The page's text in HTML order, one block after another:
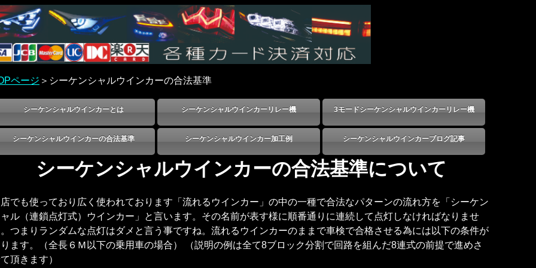
ページ ＞シーケンシャルウインカーの合法基準
シーケンシャルウインカーとは シーケンシャルウインカーリレー機 3モードシーケンシャルウインカーリレー機
シーケンシャルウインカーの合法基準 シーケンシャルウインカー加工例 シーケンシャルウインカーブログ記事
シーケンシャルウインカーの合法基準について
でも使っており広く使われております「流れるウインカー」の中の一種で合法なパターンの流れ方を「シーケン
ル（連鎖点灯式）ウインカー」と言います。その名前が表す様に順番通りに連続して点灯しなければなりませ
つまりランダムな点灯はダメと言う事ですね。流れるウインカーのままで車検で合格させる為には以下の条件が
ます。（全長６Ｍ以下の乗用車の場合） （説明の例は全て8ブロック分割で回路を組んだ8連式の前提で進めさ
頂きます）